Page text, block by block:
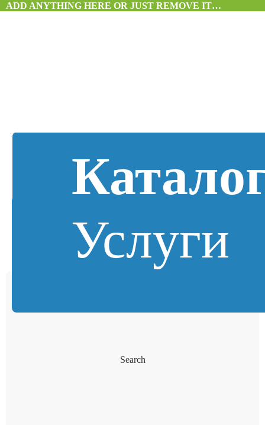
ADD ANYTHING HERE OR JUST REMOVE IT…
Услуги
Search